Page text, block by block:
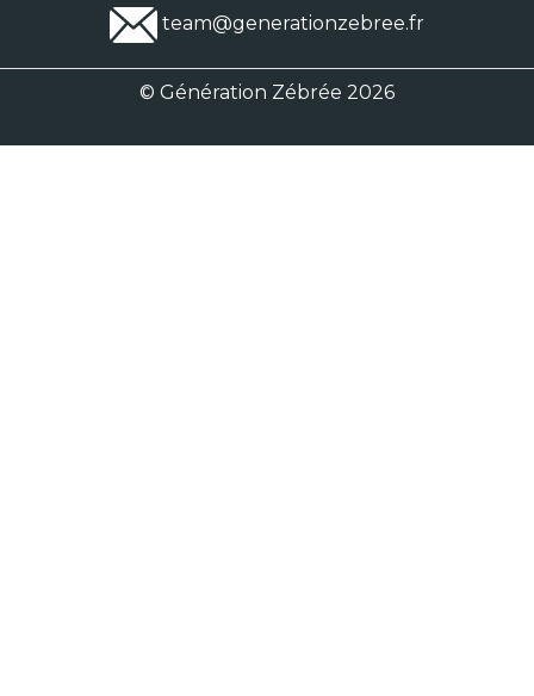
team@generationzebree.fr
© Génération Zébrée 2026